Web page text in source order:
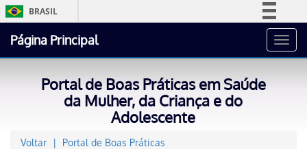
BRASIL
Acesso à informação
Página Principal
Portal de Boas Práticas em Saúde
da Mulher, da Criança e do
Adolescente
Voltar
Portal de Boas Práticas